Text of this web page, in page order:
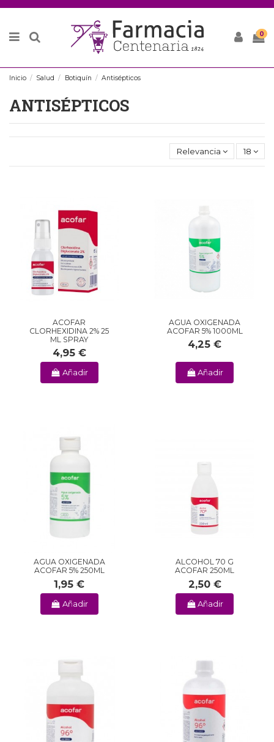
0
Inicio Salud Botiquín Antisépticos
ANTISÉPTICOS
Relevancia 18
ACOFAR
CLORHEXIDINA 2% 25
ML SPRAY
4,95 €
Añadir
AGUA OXIGENADA
ACOFAR 5% 1000ML
4,25 €
Añadir
AGUA OXIGENADA
ACOFAR 5% 250ML
1,95 €
Añadir
ALCOHOL 70 G
ACOFAR 250ML
2,50 €
Añadir